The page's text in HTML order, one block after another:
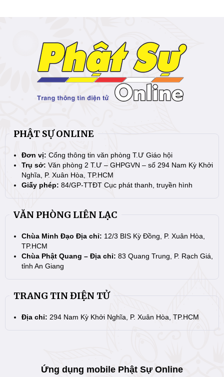
PHẬT SỰ ONLINE
Đơn vị: Cổng thông tin văn phòng T.Ư Giáo hội
Trụ sở: Văn phòng 2 T.Ư – GHPGVN – số 294 Nam Kỳ Khởi
Nghĩa, P. Xuân Hòa, TP.HCM
Giấy phép: 84/GP-TTĐT Cục phát thanh, truyền hình
VĂN PHÒNG LIÊN LẠC
Chùa Minh Đạo Địa chỉ: 12/3 BIS Kỳ Đồng, P. Xuân Hòa,
TP.HCM
Chùa Phật Quang – Địa chỉ: 83 Quang Trung, P. Rạch Giá,
tỉnh An Giang
TRANG TIN ĐIỆN TỬ
Địa chỉ: 294 Nam Kỳ Khởi Nghĩa, P. Xuân Hòa, TP.HCM
Ứng dụng mobile Phật Sự Online